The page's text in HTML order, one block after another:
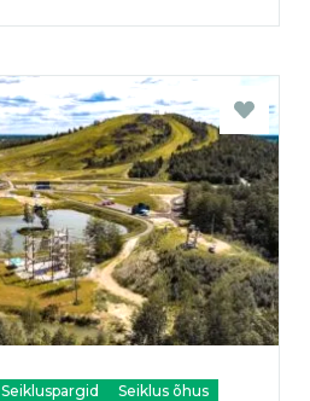
Seikluspargid Seiklus õhus